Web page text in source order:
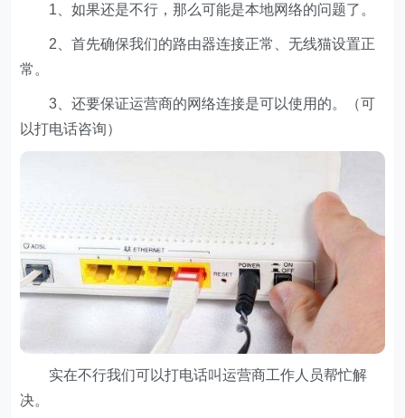
1、如果还是不行，那么可能是本地网络的问题了。
2、首先确保我们的路由器连接正常、无线猫设置正
常。
3、还要保证运营商的网络连接是可以使用的。（可
以打电话咨询）
实在不行我们可以打电话叫运营商工作人员帮忙解
决。